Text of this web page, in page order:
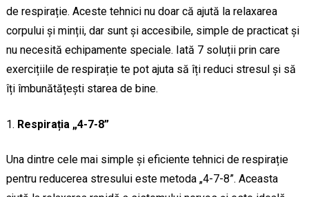
de respirație. Aceste tehnici nu doar că ajută la relaxarea
corpului și minții, dar sunt și accesibile, simple de practicat și
nu necesită echipamente speciale. Iată 7 soluții prin care
exercițiile de respirație te pot ajuta să îți reduci stresul și să
îți îmbunătățești starea de bine.
Respirația „4-7-8”
Una dintre cele mai simple și eficiente tehnici de respirație
pentru reducerea stresului este metoda „4-7-8”. Aceasta